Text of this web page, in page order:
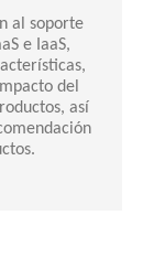
al soporte
e IaaS,
del
así